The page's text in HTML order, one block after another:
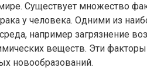
Существует множество
у человека. Одними из
например загрязнение
веществ. Эти
новообразований.